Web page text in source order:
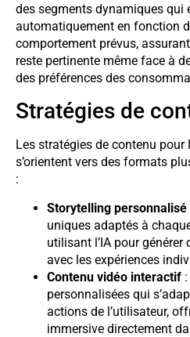
des segments dynamiques qui
automatiquement en fonction
comportement prévus,
reste pertinente même face à
des préférences des
Stratégies de
Les stratégies de contenu pour
s’orientent vers des formats
:
Storytelling personnalisé
uniques adaptés à
utilisant l’IA pour
avec les expériences
Contenu vidéo interactif
personnalisées qui
actions de l’utilisateur,
immersive directement